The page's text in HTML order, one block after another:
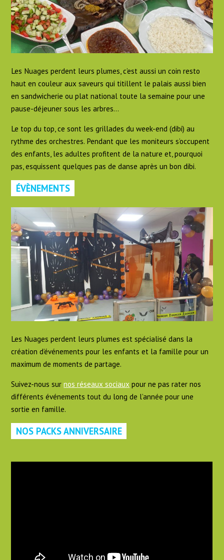
Les Nuages perdent leurs plumes, c’est aussi un coin resto
haut en couleur aux saveurs qui titillent le palais aussi bien
en sandwicherie ou plat national toute la semaine pour une
pause-déjeuner sous les arbres…
Le top du top, ce sont les grillades du week-end (dibi) au
rythme des orchestres. Pendant que les moniteurs s’occupent
des enfants, les adultes profitent de la nature et, pourquoi
pas, esquissent quelques pas de danse après un bon dibi.
ÉVÈNEMENTS
Les Nuages perdent leurs plumes est spécialisé dans la
création d’événements pour les enfants et la famille pour un
maximum de moments de partage.
Suivez-nous surnos réseaux sociaux pour ne pas rater nos
différents événements tout du long de l’année pour une
sortie en famille.
NOS PACKS ANNIVERSAIRE